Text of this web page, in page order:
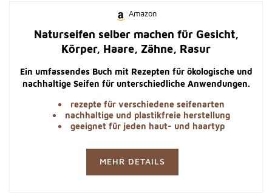
Amazon
Naturseifen selber machen für Gesicht,
Körper, Haare, Zähne, Rasur
Ein umfassendes Buch mit Rezepten für ökologische und
nachhaltige Seifen für unterschiedliche Anwendungen.
rezepte für verschiedene seifenarten
nachhaltige und plastikfreie herstellung
geeignet für jeden haut- und haartyp
MEHR DETAILS